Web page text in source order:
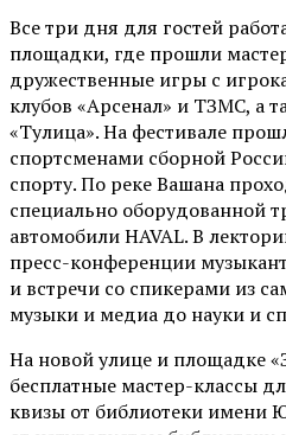
Все три дня для гостей
площадки, где прошли
дружественные игры с
клубов «Арсенал» и ТЗМС, а
«Тулица». На фестивале
спортсменами сборной
спорту. По реке Вашана
специально оборудованной
автомобили HAVAL. В
пресс-конференции
и встречи со спикерами из
музыки и медиа до науки и
На новой улице и площадке
бесплатные мастер-классы
квизы от библиотеки имени